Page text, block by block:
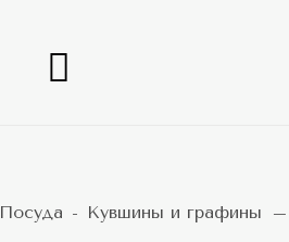
Посуда Кувшины и графины